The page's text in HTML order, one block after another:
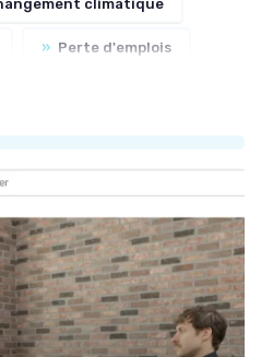
climatique
» Perte d'emplois